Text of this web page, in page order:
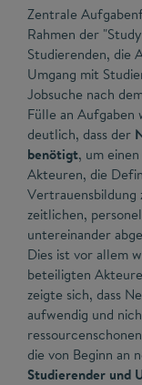
Zentrale
Rahmen der
Studierenden, die
Umgang mit
Jobsuche nach
Fülle an
deutlich, dass der
benötigt, um
Akteuren, die
Vertrauensbildung
zeitlichen,
untereinander
Dies ist vor allem
beteiligten
zeigte sich, dass
aufwendig und
die von Beginn an
Studierender und